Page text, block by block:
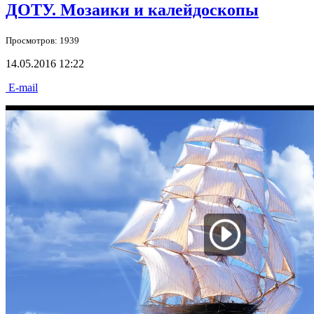
ДОТУ. Мозаики и калейдоскопы
Просмотров: 1939
14.05.2016 12:22
E-mail